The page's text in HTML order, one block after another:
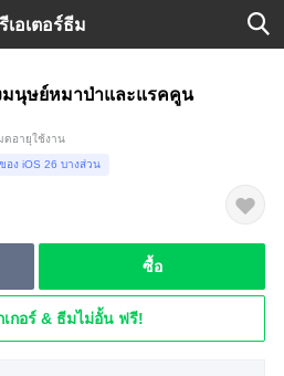
เอเตอร์ธีม
มนุษย์หมาป่าและแรคคูน
ดอายุใช้งาน
อง iOS 26 บางส่วน
ซื้อ
เกอร์ & ธีมไม่อั้น ฟรี!